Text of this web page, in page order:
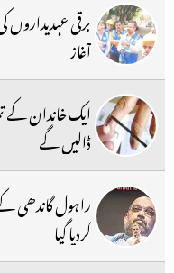
برقی عہدیداروں
آغاز
ایک خاندان کے
ڈالیں گے
راہول گاندھی
کردیا گیا